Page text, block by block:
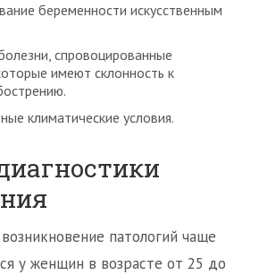
беременности искусственным
спровоцированные
имеют склонность к
климатические условия.
патологий чаще
у женщин в возрасте от 25 до